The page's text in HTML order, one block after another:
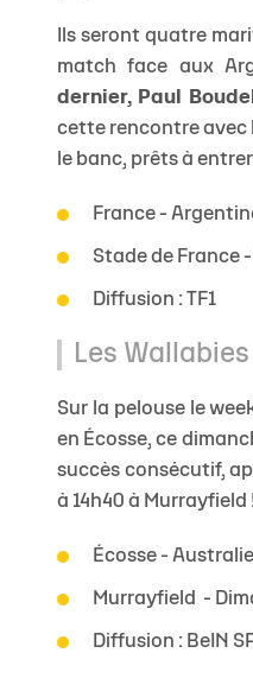
Ils seront quatre
match face aux
dernier, Paul
cette rencontre avec
le banc, prêts à
France -
Stade de France -
Diffusion : TF1
Les
Sur la pelouse le
en Écosse, ce
succès consécutif,
à 14h40 à Murrayfield
Écosse - Australie
Murrayfield -
Diffusion : BeIN